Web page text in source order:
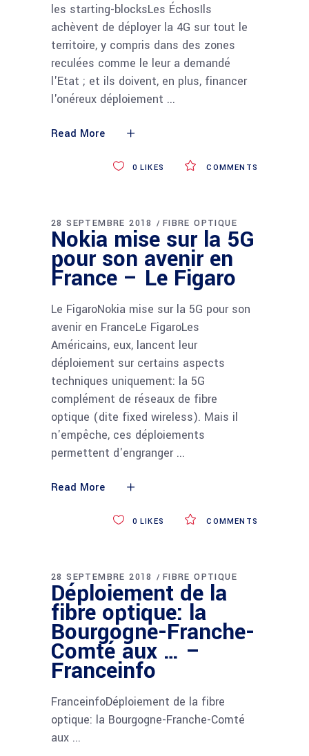
les starting-blocksLes ÉchosIls
achèvent de déployer la 4G sur tout le
territoire, y compris dans des zones
reculées comme le leur a demandé
l'Etat ; et ils doivent, en plus, financer
l'onéreux déploiement
Read More
COMMENTS
0 LIKES
28 SEPTEMBRE 2018 FIBRE OPTIQUE
Nokia mise sur la 5G
pour son avenir en
France – Le Figaro
Le FigaroNokia mise sur la 5G pour son
avenir en FranceLe FigaroLes
Américains, eux, lancent leur
déploiement sur certains aspects
techniques uniquement: la 5G
complément de réseaux de fibre
optique (dite fixed wireless). Mais il
n'empêche, ces déploiements
permettent d'engranger
Read More
COMMENTS
0 LIKES
28 SEPTEMBRE 2018 FIBRE OPTIQUE
Déploiement de la
fibre optique: la
Bourgogne-Franche-
Comté aux … –
Franceinfo
FranceinfoDéploiement de la fibre
optique: la Bourgogne-Franche-Comté
aux